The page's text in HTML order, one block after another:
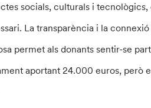
socials, culturals i tecnològics,
La transparència i la
permet als donants sentir-se
aportant 24.000 euros, però